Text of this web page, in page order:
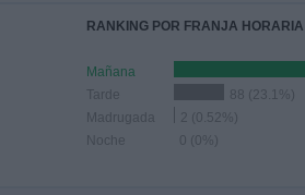
RANKING POR FRANJA HORARIA
Mañana
Tarde
88 (23.1%)
Madrugada
2 (0.52%)
Noche
0 (0%)